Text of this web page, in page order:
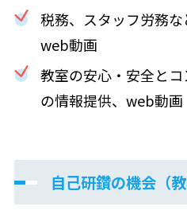
税務、スタッフ労務な
web動画
教室の安心・安全と
の情報提供、web動画
自己研鑽の機会（教